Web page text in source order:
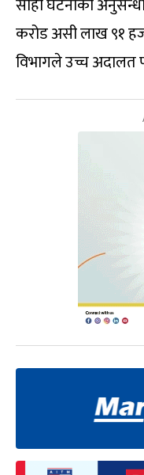
सोही घटनाको
करोड असी लाख ९१
विभागले उच्च अदालत